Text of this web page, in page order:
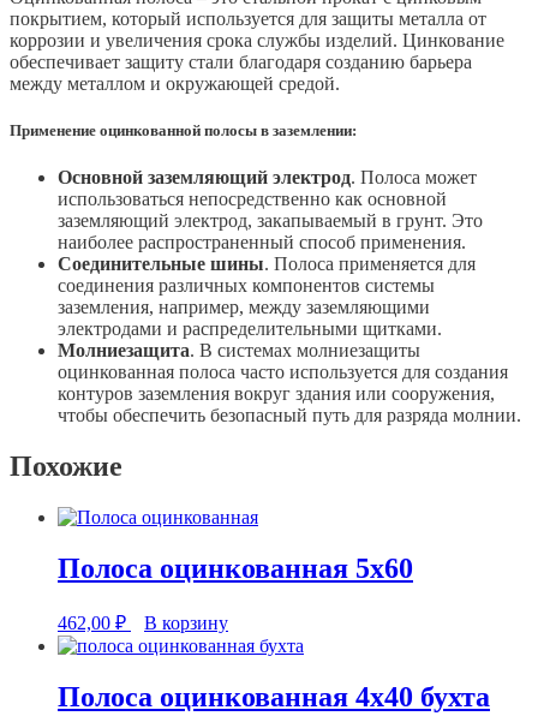
покрытием, который используется для защиты металла от
коррозии и увеличения срока службы изделий. Цинкование
обеспечивает защиту стали благодаря созданию барьера
между металлом и окружающей средой.
Применение оцинкованной полосы в заземлении:
Основной заземляющий электрод. Полоса может
использоваться непосредственно как основной
заземляющий электрод, закапываемый в грунт. Это
наиболее распространенный способ применения.
Соединительные шины. Полоса применяется для
соединения различных компонентов системы
заземления, например, между заземляющими
электродами и распределительными щитками.
Молниезащита. В системах молниезащиты
оцинкованная полоса часто используется для создания
контуров заземления вокруг здания или сооружения,
чтобы обеспечить безопасный путь для разряда молнии.
Похожие
Полоса оцинкованная 5х60
462,00 ₽ В корзину
Полоса оцинкованная 4х40 бухта